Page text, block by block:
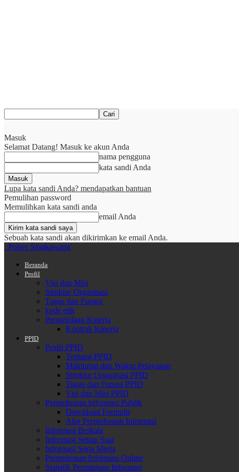
Masuk
Selamat Datang! Masuk ke akun Anda
nama pengguna
kata sandi Anda
Lupa kata sandi Anda? mendapatkan bantuan
Pemulihan password
Memulihkan kata sandi anda
email Anda
Sebuah kata sandi akan dikirimkan ke email Anda.
Polres Singkawang
Beranda
Profil
Visi dan Misi
Struktur Organisasi
Tugas dan Fungsi
kode etik
Pengelolaan Kinerja
Kontrak Kinerja
PPID
Profil PPID
Tentang PPID
Maklumat dan Waktu Pelayanan
Struktur Organisasi PPID
Tugas dan Fungsi PPID
Visi dan Misi PPID
Permohonan Informasi Publik
Download Formulir
Alur Permohonan Informasi
Informasi Berkala
Informasi Setiap Saat
Informasi Serta Merta
Permohonan Informasi Online
Statistik Permintaan Informasi